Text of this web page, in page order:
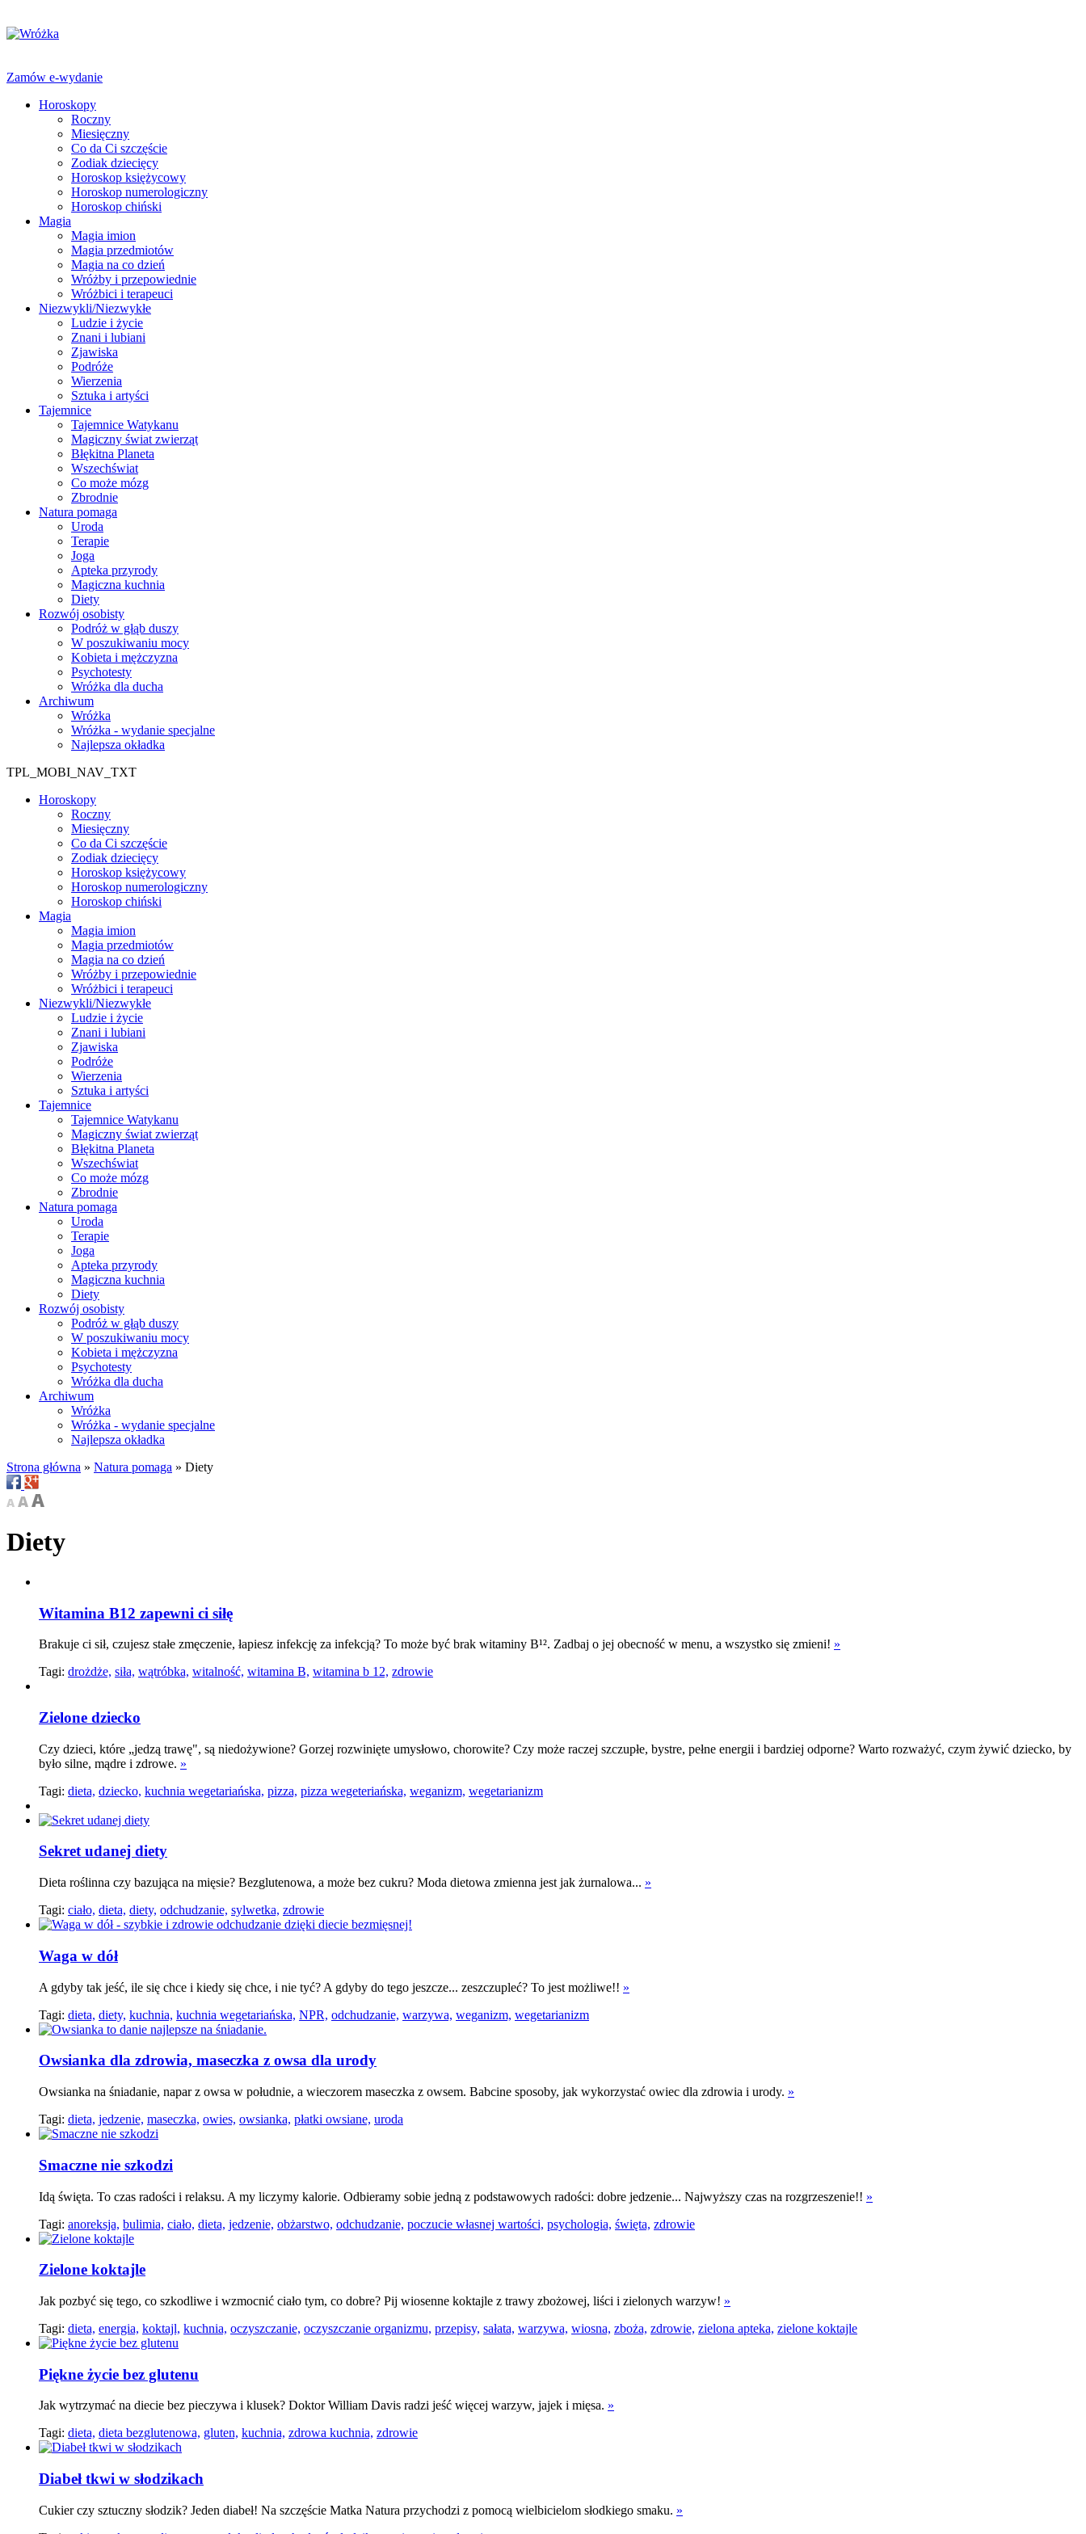
Zamów e-wydanie
Horoskopy
Roczny
Miesięczny
Co da Ci szczęście
Zodiak dziecięcy
Horoskop księżycowy
Horoskop numerologiczny
Horoskop chiński
Magia
Magia imion
Magia przedmiotów
Magia na co dzień
Wróżby i przepowiednie
Wróżbici i terapeuci
Niezwykli/Niezwykłe
Ludzie i życie
Znani i lubiani
Zjawiska
Podróże
Wierzenia
Sztuka i artyści
Tajemnice
Tajemnice Watykanu
Magiczny świat zwierząt
Błękitna Planeta
Wszechświat
Co może mózg
Zbrodnie
Natura pomaga
Uroda
Terapie
Joga
Apteka przyrody
Magiczna kuchnia
Diety
Rozwój osobisty
Podróż w głąb duszy
W poszukiwaniu mocy
Kobieta i mężczyzna
Psychotesty
Wróżka dla ducha
Archiwum
Wróżka
Wróżka - wydanie specjalne
Najlepsza okładka
TPL_MOBI_NAV_TXT
Horoskopy
Roczny
Miesięczny
Co da Ci szczęście
Zodiak dziecięcy
Horoskop księżycowy
Horoskop numerologiczny
Horoskop chiński
Magia
Magia imion
Magia przedmiotów
Magia na co dzień
Wróżby i przepowiednie
Wróżbici i terapeuci
Niezwykli/Niezwykłe
Ludzie i życie
Znani i lubiani
Zjawiska
Podróże
Wierzenia
Sztuka i artyści
Tajemnice
Tajemnice Watykanu
Magiczny świat zwierząt
Błękitna Planeta
Wszechświat
Co może mózg
Zbrodnie
Natura pomaga
Uroda
Terapie
Joga
Apteka przyrody
Magiczna kuchnia
Diety
Rozwój osobisty
Podróż w głąb duszy
W poszukiwaniu mocy
Kobieta i mężczyzna
Psychotesty
Wróżka dla ducha
Archiwum
Wróżka
Wróżka - wydanie specjalne
Najlepsza okładka
Strona główna » Natura pomaga » Diety
Diety
Witamina B12 zapewni ci siłę
Brakuje ci sił, czujesz stałe zmęczenie, łapiesz infekcję za infekcją? To może być brak witaminy B¹². Zadbaj o jej obecność w menu, a wszystko się zmieni! »
Tagi: drożdże, siła, wątróbka, witalność, witamina B, witamina b 12, zdrowie
Zielone dziecko
Czy dzieci, które „jedzą trawę", są niedożywione? Gorzej rozwinięte umysłowo, chorowite? Czy może raczej szczupłe, bystre, pełne energii i bardziej odporne? Warto rozważyć, czym żywić dziecko, by
było silne, mądre i zdrowe. »
Tagi: dieta, dziecko, kuchnia wegetariańska, pizza, pizza wegeteriańska, weganizm, wegetarianizm
Sekret udanej diety
Dieta roślinna czy bazująca na mięsie? Bezglutenowa, a może bez cukru? Moda dietowa zmienna jest jak żurnalowa... »
Tagi: ciało, dieta, diety, odchudzanie, sylwetka, zdrowie
Waga w dół
A gdyby tak jeść, ile się chce i kiedy się chce, i nie tyć? A gdyby do tego jeszcze... zeszczupleć? To jest możliwe!! »
Tagi: dieta, diety, kuchnia, kuchnia wegetariańska, NPR, odchudzanie, warzywa, weganizm, wegetarianizm
Owsianka dla zdrowia, maseczka z owsa dla urody
Owsianka na śniadanie, napar z owsa w południe, a wieczorem maseczka z owsem. Babcine sposoby, jak wykorzystać owiec dla zdrowia i urody. »
Tagi: dieta, jedzenie, maseczka, owies, owsianka, płatki owsiane, uroda
Smaczne nie szkodzi
Idą święta. To czas radości i relaksu. A my liczymy kalorie. Odbieramy sobie jedną z podstawowych radości: dobre jedzenie... Najwyższy czas na rozgrzeszenie!! »
Tagi: anoreksja, bulimia, ciało, dieta, jedzenie, obżarstwo, odchudzanie, poczucie własnej wartości, psychologia, święta, zdrowie
Zielone koktajle
Jak pozbyć się tego, co szkodliwe i wzmocnić ciało tym, co dobre? Pij wiosenne koktajle z trawy zbożowej, liści i zielonych warzyw! »
Tagi: dieta, energia, koktajl, kuchnia, oczyszczanie, oczyszczanie organizmu, przepisy, sałata, warzywa, wiosna, zboża, zdrowie, zielona apteka, zielone koktajle
Piękne życie bez glutenu
Jak wytrzymać na diecie bez pieczywa i klusek? Doktor William Davis radzi jeść więcej warzyw, jajek i mięsa. »
Tagi: dieta, dieta bezglutenowa, gluten, kuchnia, zdrowa kuchnia, zdrowie
Diabeł tkwi w słodzikach
Cukier czy sztuczny słodzik? Jeden diabeł! Na szczęście Matka Natura przychodzi z pomocą wielbicielom słodkiego smaku. »